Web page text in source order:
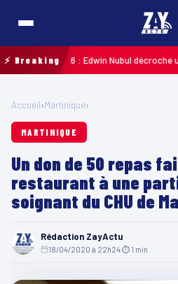
⚡ Breaking
2026 : Edwin Nubul décroche un Top
Accueil›Martinique›
MARTINIQUE
Un don de 50 repas
restaurant à une
soignant du CHU de
Rédaction ZayActu
18/04/2020 à 22h24⏱ 1 min